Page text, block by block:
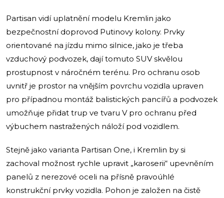
Partisan vidí uplatnění modelu Kremlin jako
bezpečnostní doprovod Putinovy kolony. Prvky
orientované na jízdu mimo silnice, jako je třeba
vzduchový podvozek, dají tomuto SUV skvělou
prostupnost v náročném terénu. Pro ochranu osob
uvnitř je prostor na vnějším povrchu vozidla upraven
pro případnou montáž balistických pancířů a podvozek
umožňuje přidat trup ve tvaru V pro ochranu před
výbuchem nastražených náloží pod vozidlem.
Stejně jako varianta Partisan One, i Kremlin by si
zachoval možnost rychle upravit „karoserii“ upevněním
panelů z nerezové oceli na přísně pravoúhlé
konstrukční prvky vozidla. Pohon je založen na čistě